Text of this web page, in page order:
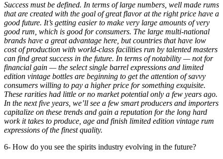
Success must be defined. In terms of large numbers, well made rums
that are created with the goal of great flavor at the right price have a
good future. It’s getting easier to make very large amounts of very
good rum, which is good for consumers. The large multi-national
brands have a great advantage here, but countries that have low
cost of production with world-class facilities run by talented masters
can find great success in the future. In terms of notability — not for
financial gain — the select single barrel expressions and limited
edition vintage bottles are beginning to get the attention of savvy
consumers willing to pay a higher price for something exquisite.
These rarities had little or no market potential only a few years ago.
In the next five years, we’ll see a few smart producers and importers
capitalize on these trends and gain a reputation for the long hard
work it takes to produce, age and finish limited edition vintage rum
expressions of the finest quality.
6- How do you see the spirits industry evolving in the future?